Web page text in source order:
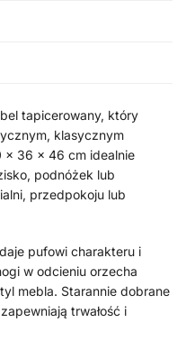
tapicerowany, który
klasycznym
× 36 × 46 cm idealnie
podnóżek lub
przedpokoju lub
pufowi charakteru i
w odcieniu orzecha
mebla. Starannie dobrane
trwałość i